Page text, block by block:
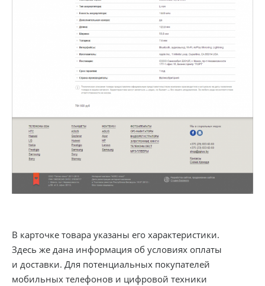
В карточке товара указаны его характеристики.
Здесь же дана информация об условиях оплаты
и доставки. Для потенциальных покупателей
мобильных телефонов и цифровой техники